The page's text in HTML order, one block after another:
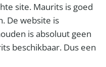
site. Maurits is goed
De website is
is absoluut geen
beschikbaar. Dus een